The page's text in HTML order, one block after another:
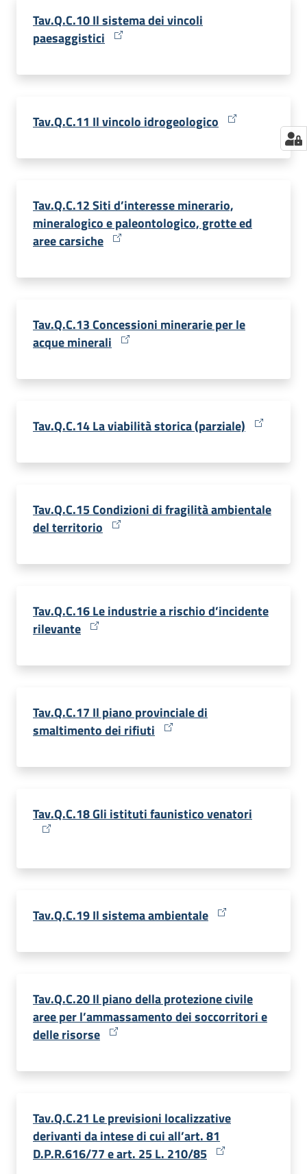
Tav.Q.C.10 Il sistema dei vincoli
paesaggistici
Tav.Q.C.11 Il vincolo idrogeologico
Tav.Q.C.12 Siti d’interesse minerario,
mineralogico e paleontologico, grotte ed
aree carsiche
Tav.Q.C.13 Concessioni minerarie per le
acque minerali
Tav.Q.C.14 La viabilità storica (parziale)
Tav.Q.C.15 Condizioni di fragilità ambientale
del territorio
Tav.Q.C.16 Le industrie a rischio d’incidente
rilevante
Tav.Q.C.17 Il piano provinciale di
smaltimento dei rifiuti
Tav.Q.C.18 Gli istituti faunistico venatori
Tav.Q.C.19 Il sistema ambientale
Tav.Q.C.20 Il piano della protezione civile
aree per l’ammassamento dei soccorritori e
delle risorse
Tav.Q.C.21 Le previsioni localizzative
derivanti da intese di cui all’art. 81
D.P.R.616/77 e art. 25 L. 210/85